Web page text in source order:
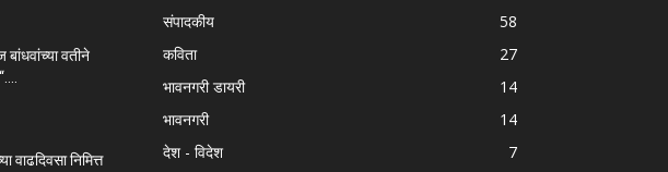
बांधवांच्या वतीने
वाढदिवसा निमित्त
संपादकीय
58
कविता
27
भावनगरी डायरी
14
भावनगरी
14
देश - विदेश
7